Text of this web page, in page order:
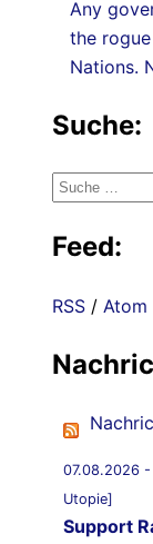
Any
the
Nations.
Suche:
Suche
Feed:
RSS / Atom
07.08.2026
Utopie]
Support